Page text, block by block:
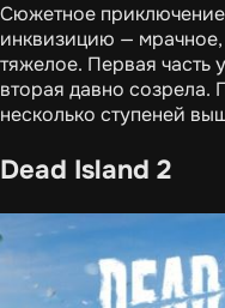
Сюжетное приключение
инквизицию —
тяжелое. Первая часть
вторая давно созрела.
несколько ступеней
Dead Island 2